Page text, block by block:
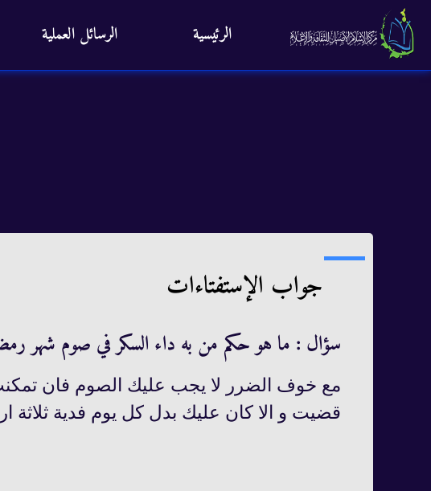
الرئيسية الرسائل العملية
جواب الإستفتاءات
سؤال : ما هو حكم من به داء السكر في صوم شهر
مع خوف الضرر لا يجب عليك الصوم فان
قضيت و الا كان عليك بدل كل يوم فدية ثلاثة